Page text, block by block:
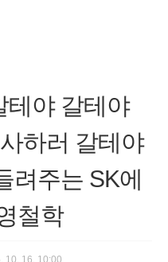
테야 갈테야
하러 갈테야
려주는 SK에
철학
10. 16. 10:00